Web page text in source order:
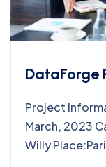
DataForge
Project
March, 2023
Willy